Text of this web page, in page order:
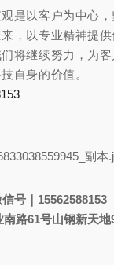
是以客户为中心
，以专业精神提
将继续努力，为
自身的价值 。
号｜15562588153
路61号山钢新天地